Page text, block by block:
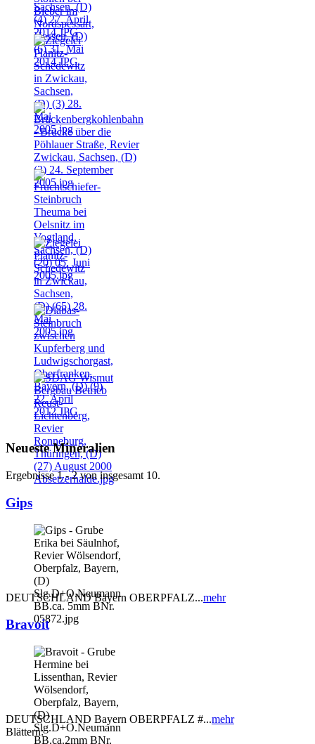
Neueste Mineralien
Ergebnisse 1 - 2 von insgesamt 10.
Gips
DEUTSCHLAND Bayern OBERPFALZ...mehr
Bravoit
DEUTSCHLAND Bayern OBERPFALZ #...mehr
Blättern: